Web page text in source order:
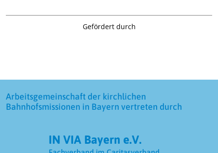
Gefördert durch
Arbeitsgemeinschaft der kirchlichen
Bahnhofsmissionen in Bayern vertreten durch
IN VIA Bayern e.V.